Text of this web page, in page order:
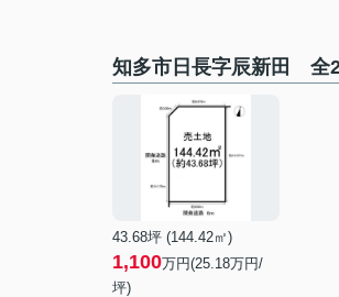
知多市日長字辰新田 全
43.68坪 (144.42㎡)
1,100万円(25.18万円/
坪)